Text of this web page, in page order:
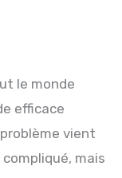
le monde
efficace
vient
mais